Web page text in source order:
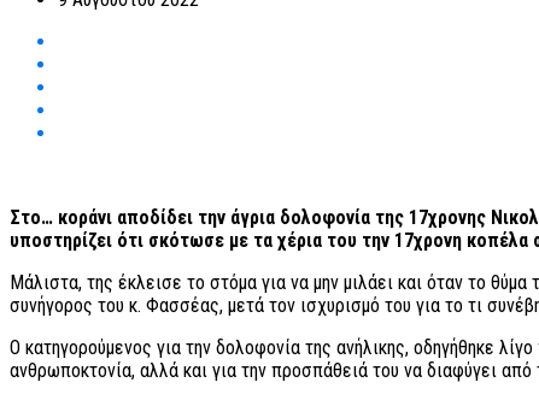
Στο… κοράνι αποδίδει την άγρια δολοφονία της 17χρονης
υποστηρίζει ότι σκότωσε με τα χέρια του την 17χρονη κοπέλα
Μάλιστα, της έκλεισε το στόμα για να μην μιλάει και όταν το
συνήγορος του κ. Φασσέας, μετά τον ισχυρισμό του για το τι
Ο κατηγορούμενος για την δολοφονία της ανήλικης, οδηγήθηκε
ανθρωποκτονία, αλλά και για την προσπάθειά του να διαφύγει από